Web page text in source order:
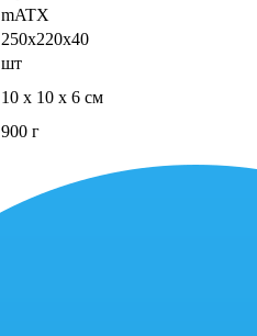
mATX
250x220x40
шт
10 x 10 x 6 см
900 г